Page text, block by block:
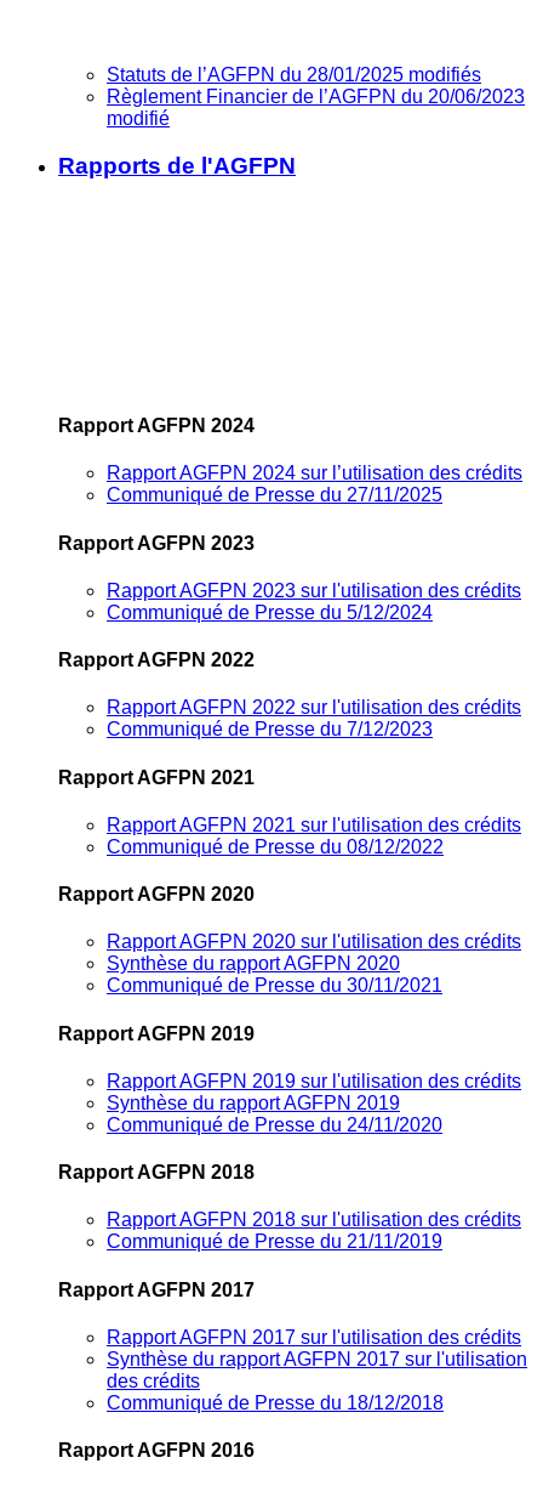
Statuts de l’AGFPN du 28/01/2025 modifiés
Règlement Financier de l’AGFPN du 20/06/2023
modifié
Rapports de l'AGFPN
Rapport AGFPN 2024
Rapport AGFPN 2024 sur l’utilisation des crédits
Communiqué de Presse du 27/11/2025
Rapport AGFPN 2023
Rapport AGFPN 2023 sur l'utilisation des crédits
Communiqué de Presse du 5/12/2024
Rapport AGFPN 2022
Rapport AGFPN 2022 sur l'utilisation des crédits
Communiqué de Presse du 7/12/2023
Rapport AGFPN 2021
Rapport AGFPN 2021 sur l'utilisation des crédits
Communiqué de Presse du 08/12/2022
Rapport AGFPN 2020
Rapport AGFPN 2020 sur l'utilisation des crédits
Synthèse du rapport AGFPN 2020
Communiqué de Presse du 30/11/2021
Rapport AGFPN 2019
Rapport AGFPN 2019 sur l'utilisation des crédits
Synthèse du rapport AGFPN 2019
Communiqué de Presse du 24/11/2020
Rapport AGFPN 2018
Rapport AGFPN 2018 sur l'utilisation des crédits
Communiqué de Presse du 21/11/2019
Rapport AGFPN 2017
Rapport AGFPN 2017 sur l'utilisation des crédits
Synthèse du rapport AGFPN 2017 sur l'utilisation
des crédits
Communiqué de Presse du 18/12/2018
Rapport AGFPN 2016